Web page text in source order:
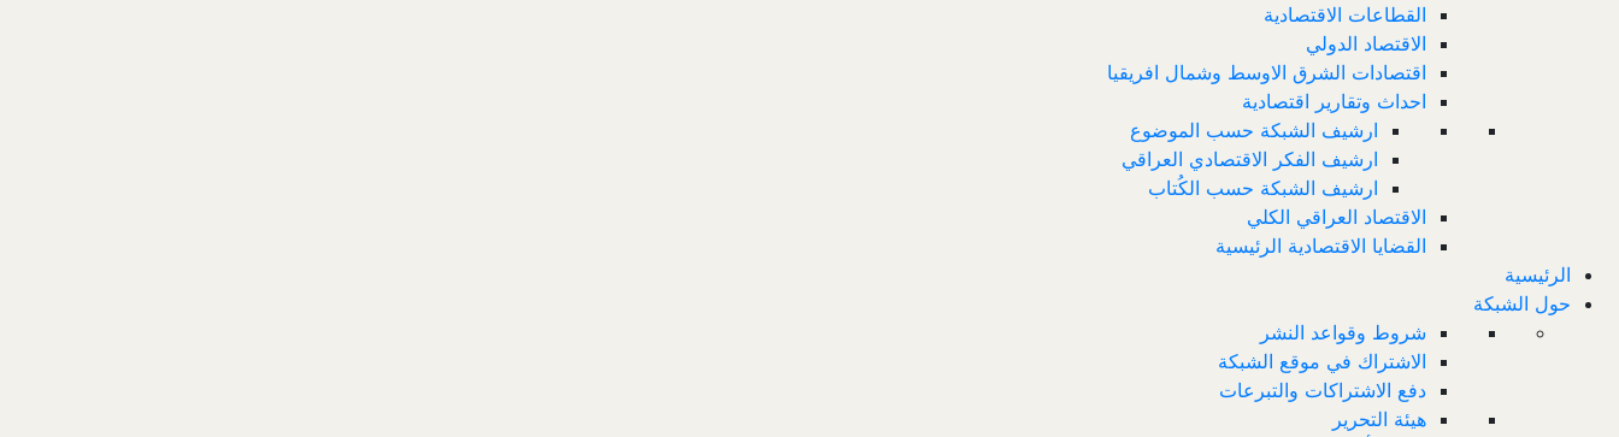
القطاعات الاقتصادية
الاقتصاد الدولي
اقتصادات الشرق الاوسط وشمال افريقيا
احداث وتقارير اقتصادية
ارشيف الشبكة حسب الموضوع
ارشيف الفكر الاقتصادي العراقي
ارشيف الشبكة حسب الكُتاب
الاقتصاد العراقي الكلي
القضايا الاقتصادية الرئيسية
الرئيسية
حول الشبكة
شروط وقواعد النشر
الاشتراك في موقع الشبكة
دفع الاشتراكات والتبرعات
هيئة التحرير